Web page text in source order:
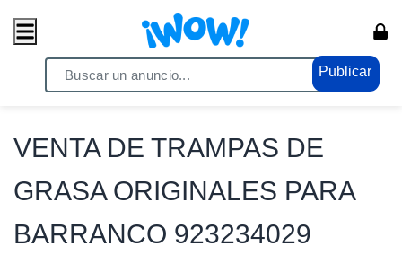
Publicar
/ Comercio / Anuncios
VENTA DE TRAMPAS DE
GRASA ORIGINALES PARA
BARRANCO 923234029